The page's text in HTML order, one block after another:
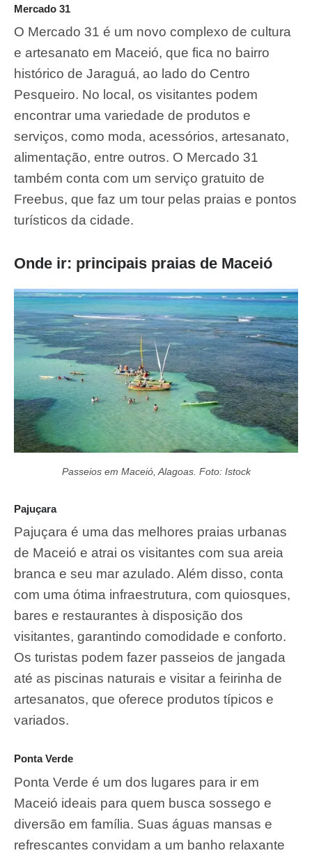
Mercado 31
O Mercado 31 é um novo complexo de cultura
e artesanato em Maceió, que fica no bairro
histórico de Jaraguá, ao lado do Centro
Pesqueiro. No local, os visitantes podem
encontrar uma variedade de produtos e
serviços, como moda, acessórios, artesanato,
alimentação, entre outros. O Mercado 31
também conta com um serviço gratuito de
Freebus, que faz um tour pelas praias e pontos
turísticos da cidade.
Onde ir: principais praias de Maceió
Passeios em Maceió, Alagoas. Foto: Istock
Pajuçara
Pajuçara é uma das melhores praias urbanas
de Maceió e atrai os visitantes com sua areia
branca e seu mar azulado. Além disso, conta
com uma ótima infraestrutura, com quiosques,
bares e restaurantes à disposição dos
visitantes, garantindo comodidade e conforto.
Os turistas podem fazer passeios de jangada
até as piscinas naturais e visitar a feirinha de
artesanatos, que oferece produtos típicos e
variados.
Ponta Verde
Ponta Verde é um dos lugares para ir em
Maceió ideais para quem busca sossego e
diversão em família. Suas águas mansas e
refrescantes convidam a um banho relaxante